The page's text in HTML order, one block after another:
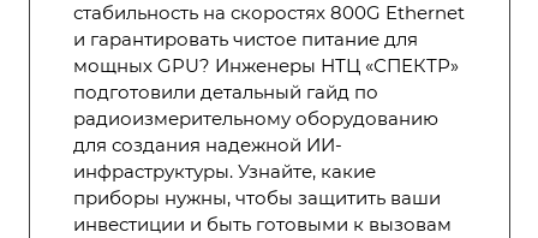
стабильность на скоростях 800G Ethernet
и гарантировать чистое питание для
мощных GPU? Инженеры НТЦ «СПЕКТР»
подготовили детальный гайд по
радиоизмерительному оборудованию
для создания надежной ИИ-
инфраструктуры. Узнайте, какие
приборы нужны, чтобы защитить ваши
инвестиции и быть готовыми к вызовам